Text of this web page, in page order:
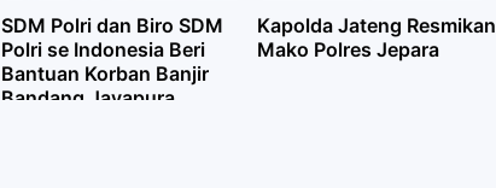
SDM Polri dan Biro SDM
Polri se Indonesia Beri
Bantuan Korban Banjir
Bandang Jayapura
Kapolda Jateng Resmikan
Mako Polres Jepara